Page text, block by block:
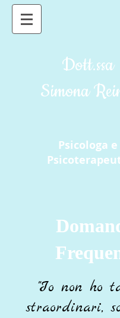
Dott.ssa
Simona
Psicologa e
"Io non ho
straordinari,